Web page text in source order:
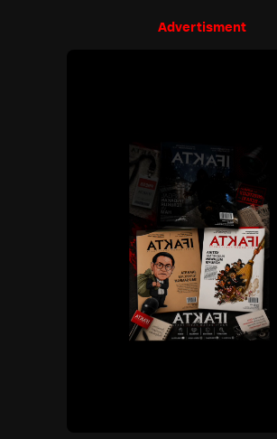
Advertisment